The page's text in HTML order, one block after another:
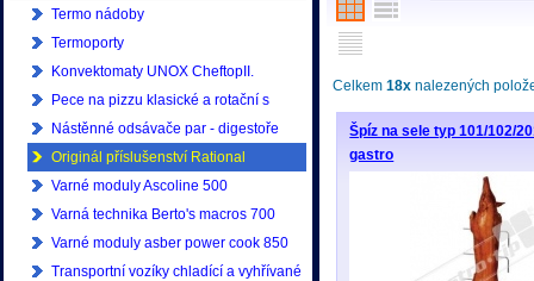
Termo nádoby
Termoporty
Konvektomaty UNOX CheftopII.
generace
Pece na pizzu klasické a rotační s
příslušenstvím
Nástěnné odsávače par - digestoře
Originál příslušenství Rational
Varné moduly Ascoline 500
Varná technika Berto's macros 700
Varné moduly asber power cook 850
Transportní vozíky chladící a vyhřívané
Celkem18x nalezených
Špíz na sele typ 101/102/
gastro